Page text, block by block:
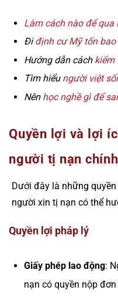
Làm cách nào để qua
Điđịnh cư Mỹ tốn bao
Hướng dẫn cách kiểm
Tìm hiểu người việt
Nên học nghề gì để
Quyền lợi và lợi
người tị nạn
Dưới đây là những
người xin tị nạn có thể
Quyền lợi pháp lý
Giấy phép lao động:
nạn có quyền nộp